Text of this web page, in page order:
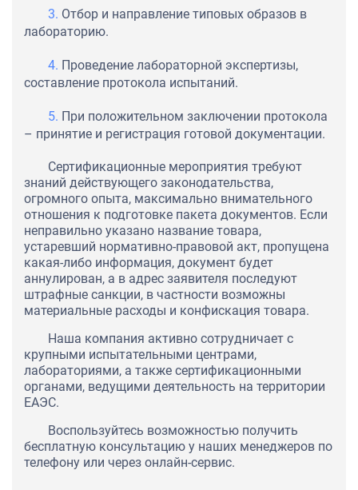
Отбор и направление типовых образов в
лабораторию.
Проведение лабораторной экспертизы,
составление протокола испытаний.
При положительном заключении протокола
– принятие и регистрация готовой документации.
Сертификационные мероприятия требуют
знаний действующего законодательства,
огромного опыта, максимально внимательного
отношения к подготовке пакета документов. Если
неправильно указано название товара,
устаревший нормативно-правовой акт, пропущена
какая-либо информация, документ будет
аннулирован, а в адрес заявителя последуют
штрафные санкции, в частности возможны
материальные расходы и конфискация товара.
Наша компания активно сотрудничает с
крупными испытательными центрами,
лабораториями, а также сертификационными
органами, ведущими деятельность на территории
ЕАЭС.
Воспользуйтесь возможностью получить
бесплатную консультацию у наших менеджеров по
телефону или через онлайн-сервис.